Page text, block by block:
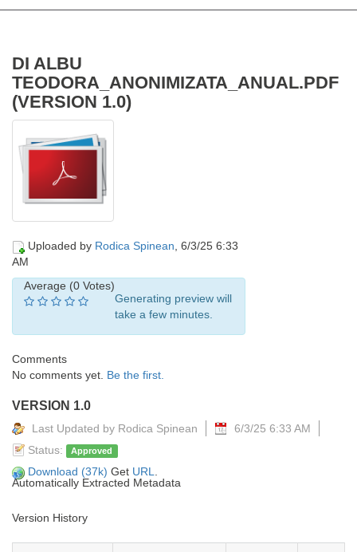
DI ALBU
TEODORA_ANONIMIZATA_ANUAL.PDF
(VERSION 1.0)
Uploaded by Rodica Spinean, 6/3/25 6:33
AM
Average (0 Votes)
Generating preview will
take a few minutes.
Comments
No comments yet. Be the first.
VERSION 1.0
Last Updated by Rodica Spinean
6/3/25 6:33 AM
Status:
Approved
Download (37k) Get URL.
Automatically Extracted Metadata
Version History